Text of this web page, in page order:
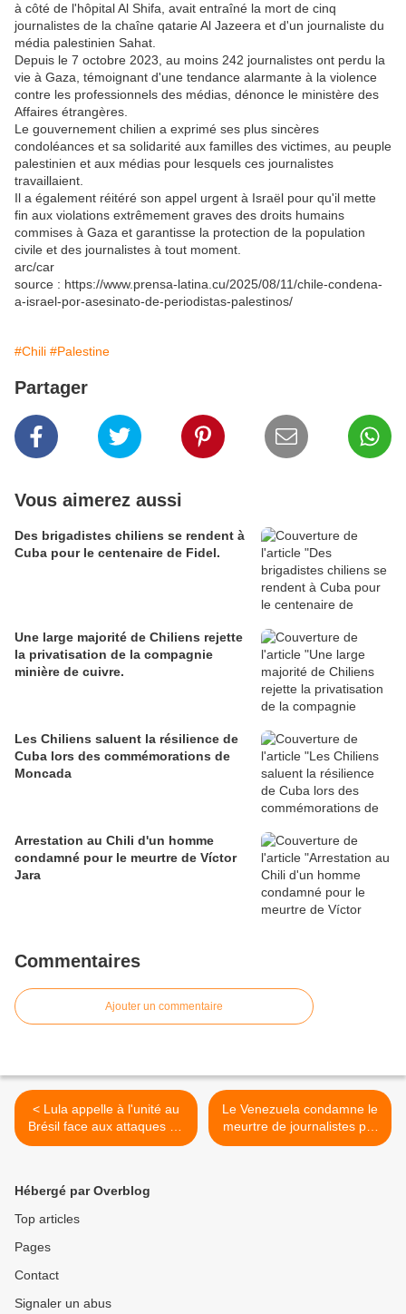
à côté de l'hôpital Al Shifa, avait entraîné la mort de cinq
journalistes de la chaîne qatarie Al Jazeera et d'un journaliste du
média palestinien Sahat.
Depuis le 7 octobre 2023, au moins 242 journalistes ont perdu la
vie à Gaza, témoignant d'une tendance alarmante à la violence
contre les professionnels des médias, dénonce le ministère des
Affaires étrangères.
Le gouvernement chilien a exprimé ses plus sincères
condoléances et sa solidarité aux familles des victimes, au peuple
palestinien et aux médias pour lesquels ces journalistes
travaillaient.
Il a également réitéré son appel urgent à Israël pour qu'il mette
fin aux violations extrêmement graves des droits humains
commises à Gaza et garantisse la protection de la population
civile et des journalistes à tout moment.
arc/car
source : https://www.prensa-latina.cu/2025/08/11/chile-condena-
a-israel-por-asesinato-de-periodistas-palestinos/
#Chili #Palestine
Partager
Vous aimerez aussi
Des brigadistes chiliens se rendent à
Cuba pour le centenaire de Fidel.
Une large majorité de Chiliens rejette
la privatisation de la compagnie
minière de cuivre.
Les Chiliens saluent la résilience de
Cuba lors des commémorations de
Moncada
Arrestation au Chili d'un homme
condamné pour le meurtre de Víctor
Jara
Commentaires
Ajouter un commentaire
< Lula appelle à l'unité au
Brésil face aux attaques de
Trump
Le Venezuela condamne le
meurtre de journalistes par
Israël à Gaza >
Hébergé par Overblog
Top articles
Pages
Contact
Signaler un abus